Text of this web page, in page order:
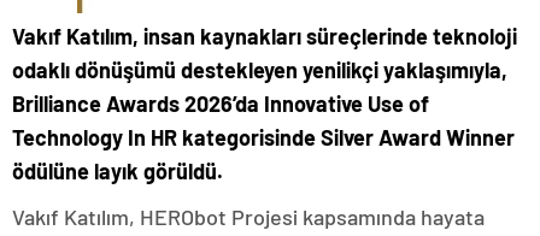
Vakıf Katılım, insan kaynakları süreçlerinde teknoloji
odaklı dönüşümü destekleyen yenilikçi yaklaşımıyla,
Brilliance Awards 2026’da Innovative Use of
Technology In HR kategorisinde Silver Award Winner
ödülüne layık görüldü.
Vakıf Katılım, HERObot Projesi kapsamında hayata